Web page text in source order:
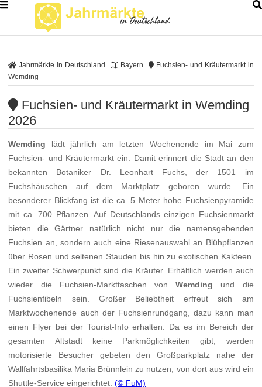
Jahrmärkte in Deutschland Bayern
Fuchsien- und Kräutermarkt in
Wemding
Fuchsien- und Kräutermarkt in Wemding
2026
Wemding lädt jährlich am letzten Wochenende im Mai zum
Fuchsien- und Kräutermarkt ein. Damit erinnert die Stadt an den
bekannten Botaniker Dr. Leonhart Fuchs, der 1501 im
Fuchshäuschen auf dem Marktplatz geboren wurde. Ein
besonderer Blickfang ist die ca. 5 Meter hohe Fuchsienpyramide
mit ca. 700 Pflanzen. Auf Deutschlands einzigen Fuchsienmarkt
bieten die Gärtner natürlich nicht nur die namensgebenden
Fuchsien an, sondern auch eine Riesenauswahl an Blühpflanzen
über Rosen und seltenen Stauden bis hin zu exotischen Kakteen.
Ein zweiter Schwerpunkt sind die Kräuter. Erhältlich werden auch
wieder die Fuchsien-Markttaschen vonWemding und die
Fuchsienfibeln sein. Großer Beliebtheit erfreut sich am
Marktwochenende auch der Fuchsienrundgang, dazu kann man
einen Flyer bei der Tourist-Info erhalten. Da es im Bereich der
gesamten Altstadt keine Parkmöglichkeiten gibt, werden
motorisierte Besucher gebeten den Großparkplatz nahe der
Wallfahrtsbasilika Maria Brünnlein zu nutzen, von dort aus wird ein
Shuttle-Service eingerichtet.(© FuM)